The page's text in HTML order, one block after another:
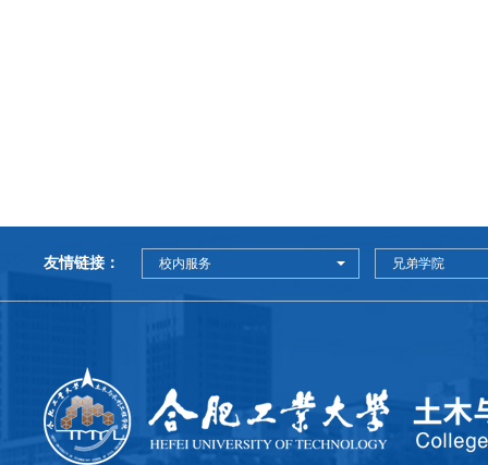
友情链接： 校内服务 兄弟学院